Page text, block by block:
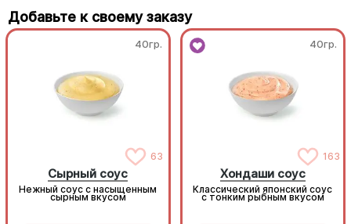
Добавьте к своему заказу
40гр.
63
Сырный соус
Нежный соус с насыщенным
сырным вкусом
40гр.
163
Хондаши соус
Классический японский соус
с тонким рыбным вкусом